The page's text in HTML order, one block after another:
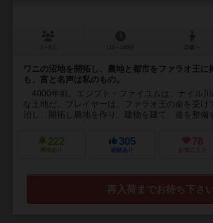
ワニの沼地を開拓し、農地と都市をファラオ王
も、富と名声は私のもの。
4000年前。エジプト・ファイユムは、ナイル川
な土地だ。プレイヤーは、ファラオ王の命を受け
治し、開拓し農地を作り、建物を建て、道を整備
222
興味あり
305
経験あり
78
お気に入り
再入荷までお待ち下さ